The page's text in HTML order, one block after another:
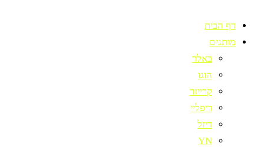
דף הבית
מותגים
באלר
הוגו
קרייזר
ריפליי
דיזל
YN